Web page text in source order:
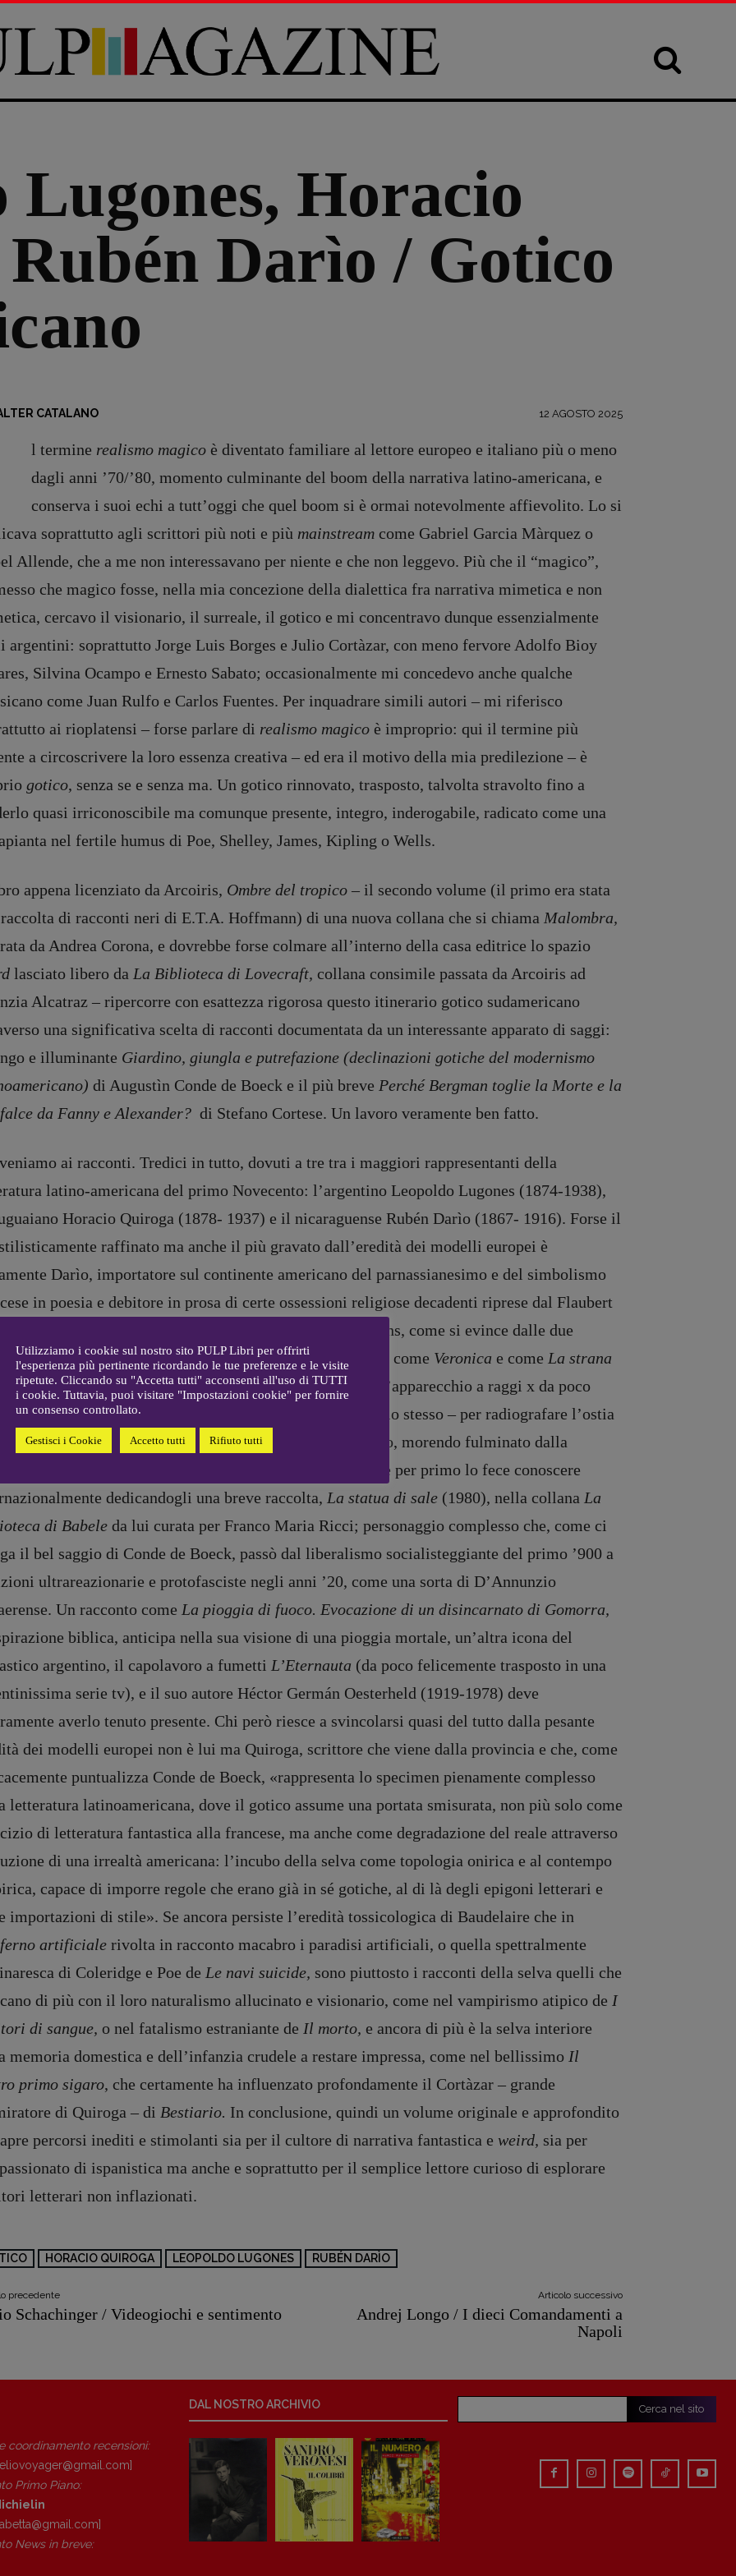
2022
DIRETTRICE RESPONSABILE
Antonella Marrone
Walter Catalano,Giuseppe
Roberto Derobertis,Elio
Grasso,Fabio Malagnini,
Michielin,Nicole Spallina,
Roberto Sturm,Tania Tonin
CONTATTI
recensioni:
Elio Grasso
[eliovoyager@gmail.com]
Coordinamento Primo Piano
[michielin.elisabetta@gmail.com]
[anna.dare.comunicazione@gmail.
Coordinamento Fumetti:
Fabio Malagnini
[fabio.malagnini@gmail.
Coordinamento Pulp for kids e
social media:
Valentina Marcoli
[valentina.marcoli@gmail.
Tribunale Milano n° 5864/2023 – cod. fis. 97943720157 –
Lugones, Horacio
Darìo / Gotico
CATALANO 12 AGOSTO 2025
l termine realismo magico è diventato familiare al lettore europeo e italiano più o meno
dagli anni ’70/’80, momento culminante del boom della narrativa latino-americana, e
conserva i suoi echi a tutt’oggi che quel boom si è ormai notevolmente affievolito. Lo si
soprattutto agli scrittori più noti e più mainstream come Gabriel Garcia Màrquez o
Allende, che a me non interessavano per niente e che non leggevo. Più che il “magico”,
che magico fosse, nella mia concezione della dialettica fra narrativa mimetica e non
cercavo il visionario, il surreale, il gotico e mi concentravo dunque essenzialmente
argentini: soprattutto Jorge Luis Borges e Julio Cortàzar, con meno fervore Adolfo Bioy
Silvina Ocampo e Ernesto Sabato; occasionalmente mi concedevo anche qualche
come Juan Rulfo e Carlos Fuentes. Per inquadrare simili autori – mi riferisco
ai rioplatensi – forse parlare di realismo magico è improprio: qui il termine più
a circoscrivere la loro essenza creativa – ed era il motivo della mia predilezione – è
gotico, senza se e senza ma. Un gotico rinnovato, trasposto, talvolta stravolto fino a
quasi irriconoscibile ma comunque presente, integro, inderogabile, radicato come una
nel fertile humus di Poe, Shelley, James, Kipling o Wells.
appena licenziato da Arcoiris, Ombre del tropico – il secondo volume (il primo era stata
di racconti neri di E.T.A. Hoffmann) di una nuova collana che si chiama Malombra,
da Andrea Corona, e dovrebbe forse colmare all’interno della casa editrice lo spazio
lasciato libero da La Biblioteca di Lovecraft, collana consimile passata da Arcoiris ad
Alcatraz – ripercorre con esattezza rigorosa questo itinerario gotico sudamericano
una significativa scelta di racconti documentata da un interessante apparato di saggi:
e illuminante Giardino, giungla e putrefazione (declinazioni gotiche del modernismo
di Augustìn Conde de Boeck e il più breve Perché Bergman toglie la Morte e la
da Fanny e Alexander? di Stefano Cortese. Un lavoro veramente ben fatto.
ai racconti. Tredici in tutto, dovuti a tre tra i maggiori rappresentanti della
latino-americana del primo Novecento: l’argentino Leopoldo Lugones (1874-1938),
Horacio Quiroga (1878- 1937) e il nicaraguense Rubén Darìo (1867- 1916). Forse il
raffinato ma anche il più gravato dall’eredità dei modelli europei è
Darìo, importatore sul continente americano del parnassianesimo e del simbolismo
in poesia e debitore in prosa di certe ossessioni religiose decadenti riprese dal Flaubert
e soprattutto da J.K. Huysmans, come si evince dalle due
versioni incluse nel libro della stessa trama pubblicata come Veronica e come La strana
di frate Pietro,in cui un monaco ricorre alla scienza – l’apparecchio a raggi x da poco
da Röntgen, messogli a disposizione forse dal diavolo stesso – per radiografare l’ostia
e lasciare impresso su lastra il volto irato del Cristo, morendo fulminato dalla
Più interessante Lugones, amato-odiato da Borges che per primo lo fece conoscere
dedicandogli una breve raccolta, La statua di sale (1980), nella collana La
di Babele da lui curata per Franco Maria Ricci; personaggio complesso che, come ci
il bel saggio di Conde de Boeck, passò dal liberalismo socialisteggiante del primo ’900 a
ultrareazionarie e protofasciste negli anni ’20, come una sorta di D’Annunzio
Un racconto come La pioggia di fuoco. Evocazione di un disincarnato di Gomorra,
biblica, anticipa nella sua visione di una pioggia mortale, un’altra icona del
argentino, il capolavoro a fumetti L’Eternauta (da poco felicemente trasposto in una
serie tv), e il suo autore Héctor Germán Oesterheld (1919-1978) deve
averlo tenuto presente. Chi però riesce a svincolarsi quasi del tutto dalla pesante
dei modelli europei non è lui ma Quiroga, scrittore che viene dalla provincia e che, come
puntualizza Conde de Boeck, «rappresenta lo specimen pienamente complesso
letteratura latinoamericana, dove il gotico assume una portata smisurata, non più solo come
di letteratura fantastica alla francese, ma anche come degradazione del reale attraverso
di una irrealtà americana: l’incubo della selva come topologia onirica e al contempo
capace di imporre regole che erano già in sé gotiche, al di là degli epigoni letterari e
importazioni di stile». Se ancora persiste l’eredità tossicologica di Baudelaire che in
artificiale rivolta in racconto macabro i paradisi artificiali, o quella spettralmente
di Coleridge e Poe de Le navi suicide, sono piuttosto i racconti della selva quelli che
di più con il loro naturalismo allucinato e visionario, come nel vampirismo atipico de I
di sangue, o nel fatalismo estraniante de Il morto, e ancora di più è la selva interiore
memoria domestica e dell’infanzia crudele a restare impressa, come nel bellissimo Il
primo sigaro, che certamente ha influenzato profondamente il Cortàzar – grande
di Quiroga – di Bestiario. In conclusione, quindi un volume originale e approfondito
percorsi inediti e stimolanti sia per il cultore di narrativa fantastica e weird, sia per
di ispanistica ma anche e soprattutto per il semplice lettore curioso di esplorare
letterari non inflazionati.
HORACIO QUIROGA LEOPOLDO LUGONES RUBÉN DARÌO
precedente
Schachinger / Videogiochi e sentimento
Articolo successivo
Andrej Longo / I dieci Comandamenti a
Napoli
coordinamento recensioni:
Primo Piano:
News in breve:
DAL NOSTRO ARCHIVIO Cerca nel sito
Utilizziamo i cookie sul nostro sito PULP Libri per offrirti
l'esperienza più pertinente ricordando le tue preferenze e le visite
ripetute. Cliccando su "Accetta tutti" acconsenti all'uso di TUTTI
i cookie. Tuttavia, puoi visitare "Impostazioni cookie" per fornire
un consenso controllato.
Gestisci i Cookie Accetto tutti Rifiuto tutti